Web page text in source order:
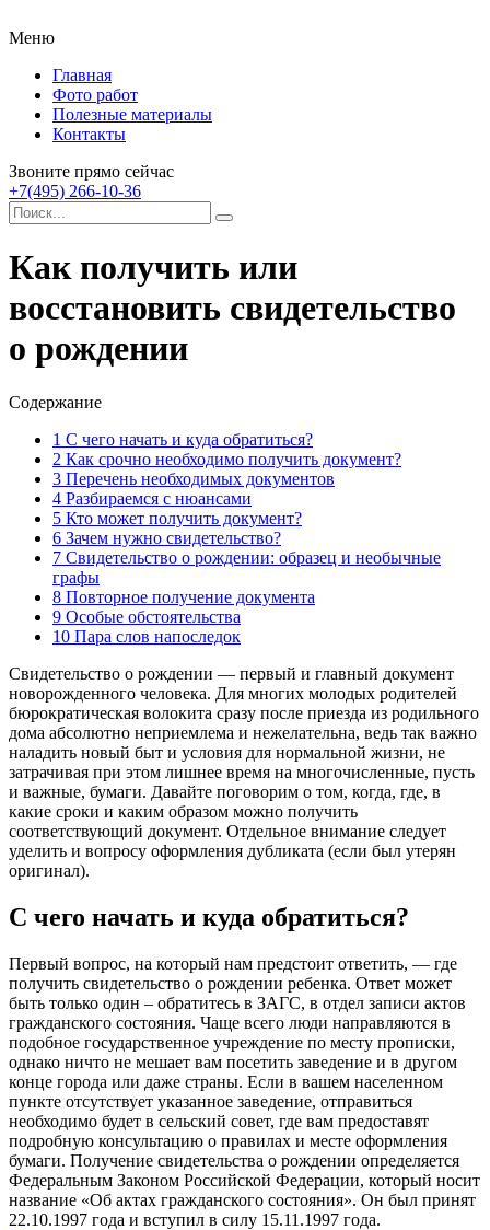
Меню
Главная
Фото работ
Полезные материалы
Контакты
Звоните прямо сейчас
+7(495) 266-10-36
Как получить или
восстановить свидетельство
о рождении
Содержание
1 С чего начать и куда обратиться?
2 Как срочно необходимо получить документ?
3 Перечень необходимых документов
4 Разбираемся с нюансами
5 Кто может получить документ?
6 Зачем нужно свидетельство?
7 Свидетельство о рождении: образец и необычные
графы
8 Повторное получение документа
9 Особые обстоятельства
10 Пара слов напоследок
Свидетельство о рождении — первый и главный документ
новорожденного человека. Для многих молодых родителей
бюрократическая волокита сразу после приезда из родильного
дома абсолютно неприемлема и нежелательна, ведь так важно
наладить новый быт и условия для нормальной жизни, не
затрачивая при этом лишнее время на многочисленные, пусть
и важные, бумаги. Давайте поговорим о том, когда, где, в
какие сроки и каким образом можно получить
соответствующий документ. Отдельное внимание следует
уделить и вопросу оформления дубликата (если был утерян
оригинал).
С чего начать и куда обратиться?
Первый вопрос, на который нам предстоит ответить, — где
получить свидетельство о рождении ребенка. Ответ может
быть только один – обратитесь в ЗАГС, в отдел записи актов
гражданского состояния. Чаще всего люди направляются в
подобное государственное учреждение по месту прописки,
однако ничто не мешает вам посетить заведение и в другом
конце города или даже страны. Если в вашем населенном
пункте отсутствует указанное заведение, отправиться
необходимо будет в сельский совет, где вам предоставят
подробную консультацию о правилах и месте оформления
бумаги. Получение свидетельства о рождении определяется
Федеральным Законом Российской Федерации, который носит
название «Об актах гражданского состояния». Он был принят
22.10.1997 года и вступил в силу 15.11.1997 года.